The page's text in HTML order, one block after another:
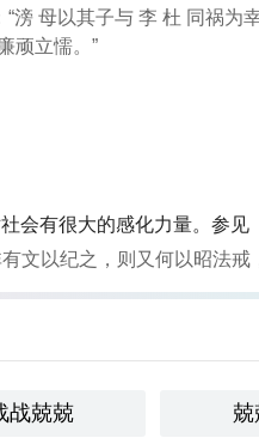
滂 母以其子与 李 杜 同祸
顽立懦。”
有很大的感化力量。参见
文以纪之，则又何以昭法戒
战兢兢